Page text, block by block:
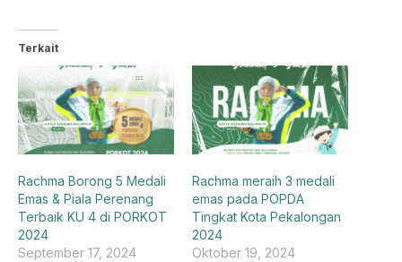
Terkait
Rachma Borong 5 Medali
Emas & Piala Perenang
Terbaik KU 4 di PORKOT
2024
September 17, 2024
Rachma meraih 3 medali
emas pada POPDA
Tingkat Kota Pekalongan
2024
Oktober 19, 2024